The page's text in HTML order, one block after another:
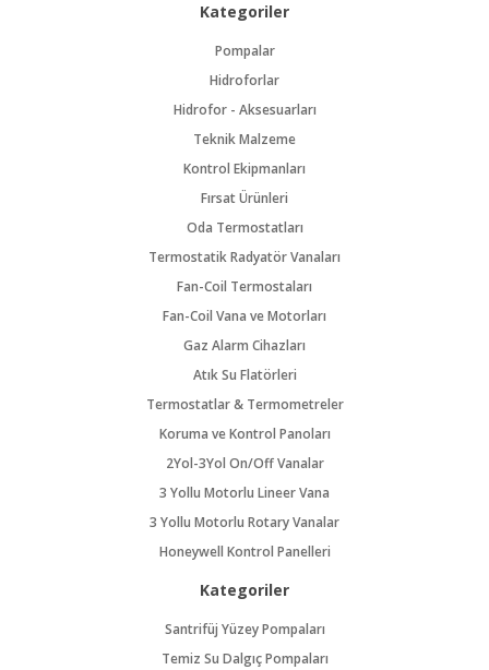
Kategoriler
Pompalar
Hidroforlar
Hidrofor - Aksesuarları
Teknik Malzeme
Kontrol Ekipmanları
Fırsat Ürünleri
Oda Termostatları
Termostatik Radyatör Vanaları
Fan-Coil Termostaları
Fan-Coil Vana ve Motorları
Gaz Alarm Cihazları
Atık Su Flatörleri
Termostatlar & Termometreler
Koruma ve Kontrol Panoları
2Yol-3Yol On/Off Vanalar
3 Yollu Motorlu Lineer Vana
3 Yollu Motorlu Rotary Vanalar
Honeywell Kontrol Panelleri
Kategoriler
Santrifüj Yüzey Pompaları
Temiz Su Dalgıç Pompaları